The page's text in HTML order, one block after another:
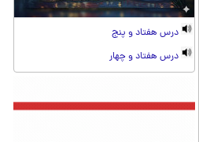
درس هفتاد و پنج
درس هفتاد و چهار